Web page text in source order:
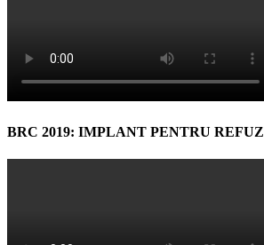
BRC 2019: IMPLANT PENTRU REFUZ